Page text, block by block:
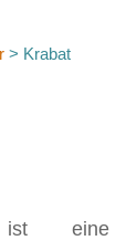
> Krabat
ist eine